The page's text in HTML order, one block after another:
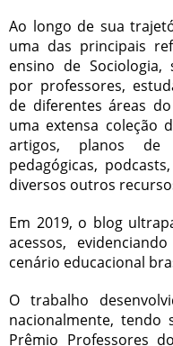
Ao longo de sua
uma das principais
ensino de Sociologia,
por professores,
de diferentes áreas
uma extensa coleção
artigos, planos de
pedagógicas,
diversos outros
Em 2019, o blog
acessos,
cenário educacional
O trabalho
nacionalmente, tendo
Prêmio Professores